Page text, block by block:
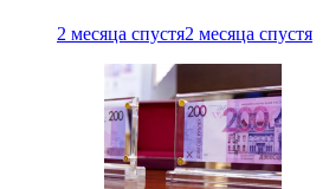
2 месяца спустя2 месяца спустя